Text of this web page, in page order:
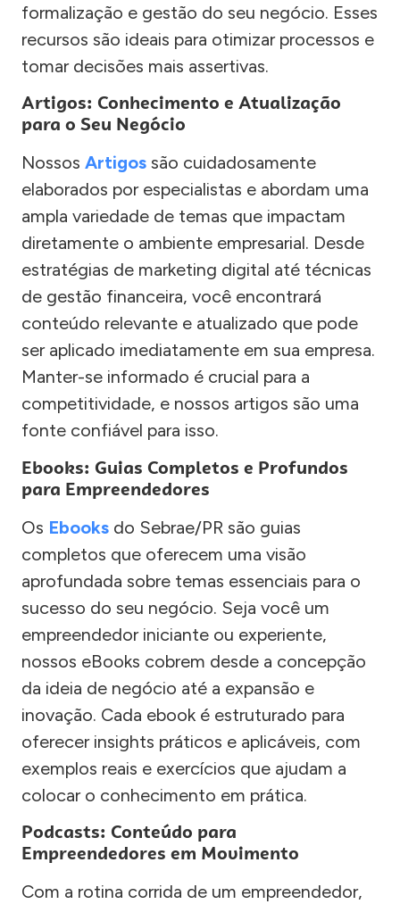
formalização e gestão do seu negócio. Esses
recursos são ideais para otimizar processos e
tomar decisões mais assertivas.
Artigos: Conhecimento e Atualização
para o Seu Negócio
Nossos Artigos são cuidadosamente
elaborados por especialistas e abordam uma
ampla variedade de temas que impactam
diretamente o ambiente empresarial. Desde
estratégias de marketing digital até técnicas
de gestão financeira, você encontrará
conteúdo relevante e atualizado que pode
ser aplicado imediatamente em sua empresa.
Manter-se informado é crucial para a
competitividade, e nossos artigos são uma
fonte confiável para isso.
Ebooks: Guias Completos e Profundos
para Empreendedores
Os Ebooks do Sebrae/PR são guias
completos que oferecem uma visão
aprofundada sobre temas essenciais para o
sucesso do seu negócio. Seja você um
empreendedor iniciante ou experiente,
nossos eBooks cobrem desde a concepção
da ideia de negócio até a expansão e
inovação. Cada ebook é estruturado para
oferecer insights práticos e aplicáveis, com
exemplos reais e exercícios que ajudam a
colocar o conhecimento em prática.
Podcasts: Conteúdo para
Empreendedores em Movimento
Com a rotina corrida de um empreendedor,